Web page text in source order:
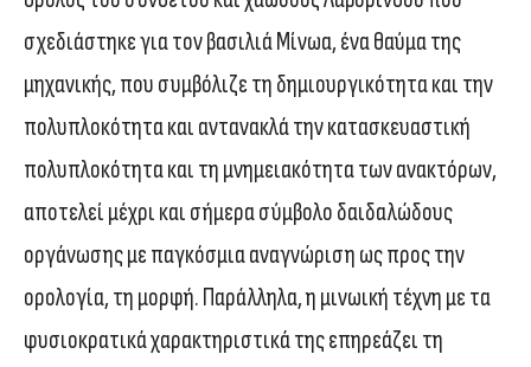
σχεδιάστηκε για τον βασιλιά Μίνωα, ένα θαύμα της
μηχανικής, που συμβόλιζε τη δημιουργικότητα και την
πολυπλοκότητα και αντανακλά την κατασκευαστική
πολυπλοκότητα και τη μνημειακότητα των ανακτόρων,
αποτελεί μέχρι και σήμερα σύμβολο δαιδαλώδους
οργάνωσης με παγκόσμια αναγνώριση ως προς την
ορολογία, τη μορφή. Παράλληλα, η μινωική τέχνη με τα
φυσιοκρατικά χαρακτηριστικά της επηρεάζει τη